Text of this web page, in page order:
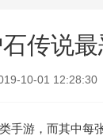
传说
10-01 12:28:30
手游，而其中每